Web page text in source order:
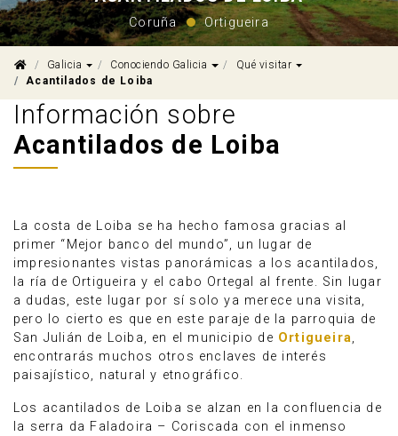
Anúnciate
Coruña Ortigueira
Galicia Dropdown
Conociendo Galicia Dropdown
Qué visitar Dropdown
Acantilados de Loiba
Información sobre
Acantilados de Loiba
La costa de Loiba se ha hecho famosa gracias al
primer “Mejor banco del mundo”, un lugar de
impresionantes vistas panorámicas a los acantilados,
la ría de Ortigueira y el cabo Ortegal al frente. Sin lugar
a dudas, este lugar por sí solo ya merece una visita,
pero lo cierto es que en este paraje de la parroquia de
San Julián de Loiba, en el municipio de Ortigueira,
encontrarás muchos otros enclaves de interés
paisajístico, natural y etnográfico.
Los acantilados de Loiba se alzan en la confluencia de
la serra da Faladoira – Coriscada con el inmenso